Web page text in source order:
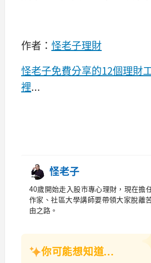
作者： 怪老子理財
怪老子免費分享的12個理財
裡...
怪老子
40歲開始走入股市專心理財，現在擔
作家、社區大學講師要帶領大家脫離
由之路。
你可能想知道...